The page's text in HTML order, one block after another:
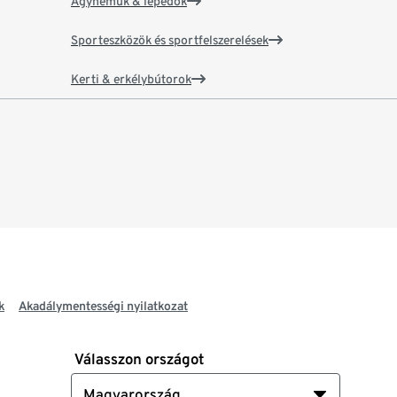
Sporteszközök és sportfelszerelések
Kerti & erkélybútorok
Akadálymentességi nyilatkozat
Válasszon országot